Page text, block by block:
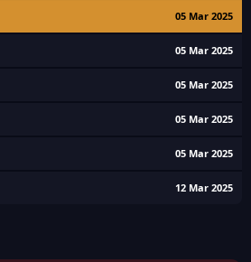
05 Mar 2025
05 Mar 2025
05 Mar 2025
05 Mar 2025
05 Mar 2025
12 Mar 2025